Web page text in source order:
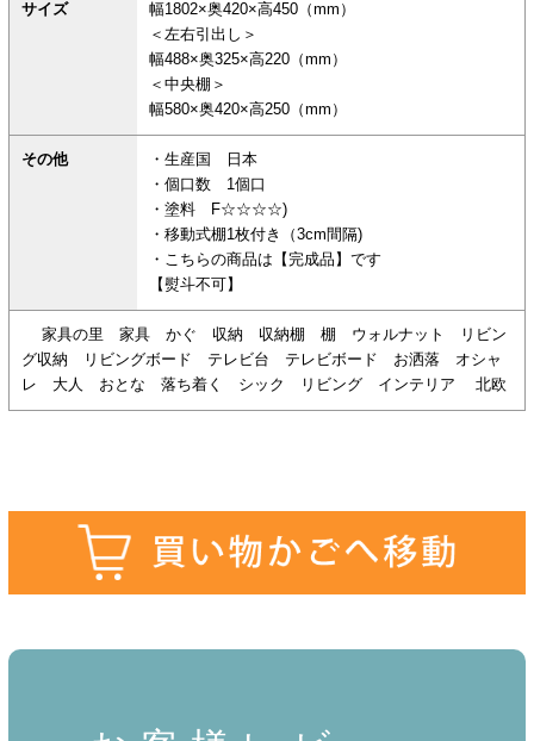
サイズ
幅1802×奥420×高450（mm）
＜左右引出し＞
幅488×奥325×高220（mm）
＜中央棚＞
幅580×奥420×高250（mm）
その他
・生産国 日本
・個口数 1個口
・塗料 F☆☆☆☆)
・移動式棚1枚付き（3cm間隔)
・こちらの商品は【完成品】です
【熨斗不可】
家具の里 家具 かぐ 収納 収納棚 棚 ウォルナット リビン
グ収納 リビングボード テレビ台 テレビボード お洒落 オシャ
レ 大人 おとな 落ち着く シック リビング インテリア 北欧